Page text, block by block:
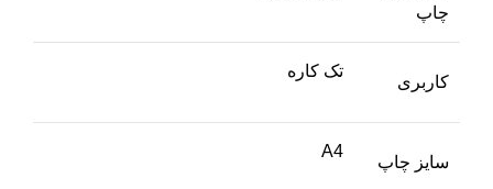
چاپ
کاربری
تک کاره
سایز چاپ
A4